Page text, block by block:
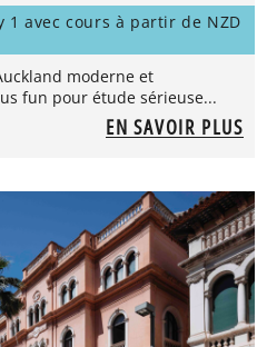
1 avec cours à partir de NZD
moderne et
fun pour étude sérieuse...
EN SAVOIR PLUS